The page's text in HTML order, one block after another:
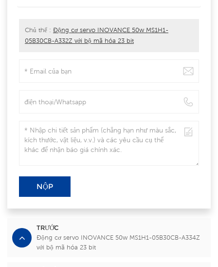
Chủ thể : Động cơ servo INOVANCE 50w MS1H1-
05B30CB-A332Z với bộ mã hóa 23 bit
NỘP
TRƯỚC
Động cơ servo INOVANCE 50w MS1H1-05B30CB-A334Z
với bộ mã hóa 23 bit